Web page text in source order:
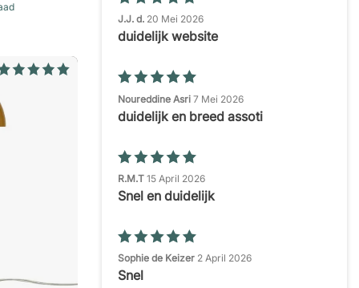
J.J. d. 20 Mei 2026
duidelijk website
Noureddine Asri 7 Mei 2026
duidelijk en breed assoti
R.M.T 15 April 2026
Snel en duidelijk
Sophie de Keizer 2 April 2026
Snel